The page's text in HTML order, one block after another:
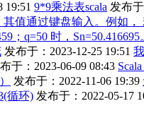
19:51 9*9乘法表scala 发布
值通过键盘输入。例如，
；q=50 时，Sn=50.416695
发布于：2023-12-25 19:51
于：2023-06-09 08:43
发布于：2022-11-06 19:39
循环) 发布于：2022-05-17